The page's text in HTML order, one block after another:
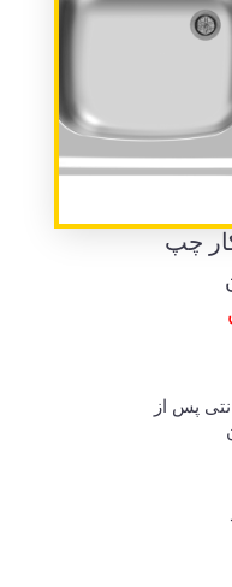
پس از